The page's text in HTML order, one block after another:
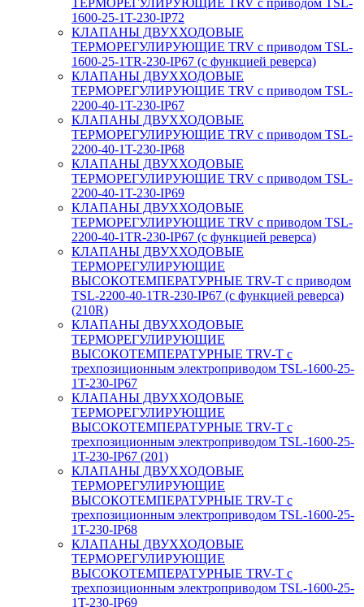
ТЕРМОРЕГУЛИРУЮЩИЕ TRV с приводом TSL-
1600-25-1T-230-IP72
КЛАПАНЫ ДВУХХОДОВЫЕ
ТЕРМОРЕГУЛИРУЮЩИЕ TRV с приводом TSL-
1600-25-1TR-230-IP67 (с функцией реверса)
КЛАПАНЫ ДВУХХОДОВЫЕ
ТЕРМОРЕГУЛИРУЮЩИЕ TRV с приводом TSL-
2200-40-1T-230-IP67
КЛАПАНЫ ДВУХХОДОВЫЕ
ТЕРМОРЕГУЛИРУЮЩИЕ TRV с приводом TSL-
2200-40-1T-230-IP68
КЛАПАНЫ ДВУХХОДОВЫЕ
ТЕРМОРЕГУЛИРУЮЩИЕ TRV с приводом TSL-
2200-40-1T-230-IP69
КЛАПАНЫ ДВУХХОДОВЫЕ
ТЕРМОРЕГУЛИРУЮЩИЕ TRV с приводом TSL-
2200-40-1TR-230-IP67 (с функцией реверса)
КЛАПАНЫ ДВУХХОДОВЫЕ
ТЕРМОРЕГУЛИРУЮЩИЕ
ВЫСОКОТЕМПЕРАТУРНЫЕ TRV-T с приводом
TSL-2200-40-1TR-230-IP67 (с функцией реверса)
(210R)
КЛАПАНЫ ДВУХХОДОВЫЕ
ТЕРМОРЕГУЛИРУЮЩИЕ
ВЫСОКОТЕМПЕРАТУРНЫЕ TRV-T с
трехпозиционным электроприводом TSL-1600-25-
1T-230-IP67
КЛАПАНЫ ДВУХХОДОВЫЕ
ТЕРМОРЕГУЛИРУЮЩИЕ
ВЫСОКОТЕМПЕРАТУРНЫЕ TRV-T с
трехпозиционным электроприводом TSL-1600-25-
1T-230-IP67 (201)
КЛАПАНЫ ДВУХХОДОВЫЕ
ТЕРМОРЕГУЛИРУЮЩИЕ
ВЫСОКОТЕМПЕРАТУРНЫЕ TRV-T с
трехпозиционным электроприводом TSL-1600-25-
1T-230-IP68
КЛАПАНЫ ДВУХХОДОВЫЕ
ТЕРМОРЕГУЛИРУЮЩИЕ
ВЫСОКОТЕМПЕРАТУРНЫЕ TRV-T с
трехпозиционным электроприводом TSL-1600-25-
1T-230-IP69